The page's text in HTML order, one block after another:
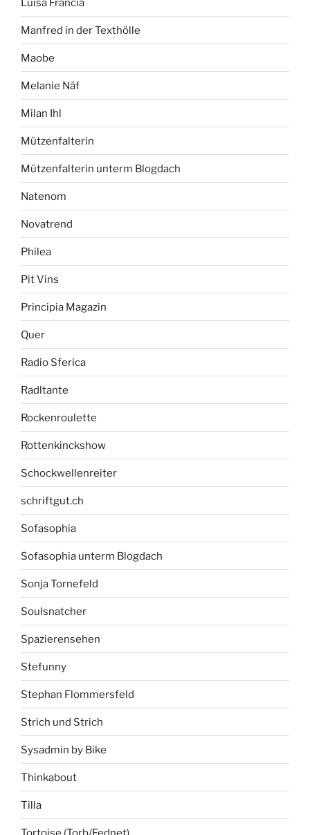
Luisa Francia
Manfred in der Texthölle
Maobe
Melanie Näf
Milan Ihl
Mützenfalterin
Mützenfalterin unterm Blogdach
Natenom
Novatrend
Philea
Pit Vins
Principia Magazin
Quer
Radio Sferica
Radltante
Rockenroulette
Rottenkinckshow
Schockwellenreiter
schriftgut.ch
Sofasophia
Sofasophia unterm Blogdach
Sonja Tornefeld
Soulsnatcher
Spazierensehen
Stefunny
Stephan Flommersfeld
Strich und Strich
Sysadmin by Bike
Thinkabout
Tilla